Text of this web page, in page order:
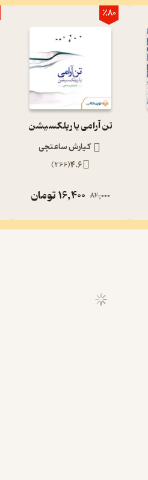
٪80
تن آرامی یا ریلکسیشن
کیارش ساعتچی
4.6
(
266
)
82,000
16,400تومان